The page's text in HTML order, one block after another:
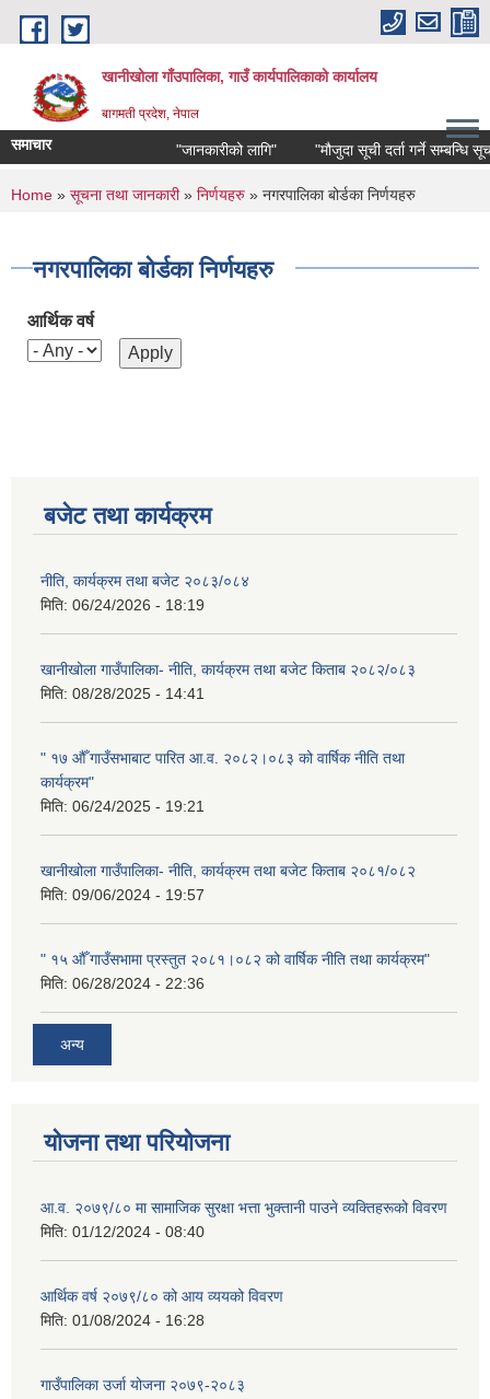
Skip to main content
खानीखोला गाँउपालिका, गाउँ कार्यपालिकाको कार्यालय
बागमती प्रदेश, नेपाल
समाचार "जानकारीको लागि" "मौजुदा सूची दर्ता गर्ने सम्बन्धि सूचना"
You are here
Home » सूचना तथा जानकारी» निर्णयहरु » नगरपालिका बोर्डका निर्णयहरु
नगरपालिका बोर्डका निर्णयहरु
आर्थिक वर्ष
बजेट तथा कार्यक्रम
नीति, कार्यक्रम तथा बजेट २०८३/०८४
मिति: 06/24/2026 - 18:19
खानीखोला गाउँपालिका- नीति, कार्यक्रम तथा बजेट किताब २०८२/०८३
मिति: 08/28/2025 - 14:41
" १७ औँ गाउँसभाबाट पारित आ.व. २०८२।०८३ को वार्षिक नीति तथा
कार्यक्रम"
मिति: 06/24/2025 - 19:21
खानीखोला गाउँपालिका- नीति, कार्यक्रम तथा बजेट किताब २०८१/०८२
मिति: 09/06/2024 - 19:57
" १५ औँ गाउँसभामा प्रस्तुत २०८१।०८२ को वार्षिक नीति तथा कार्यक्रम"
मिति: 06/28/2024 - 22:36
अन्य
योजना तथा परियोजना
आ.व. २०७९/८० मा सामाजिक सुरक्षा भत्ता भुक्तानी पाउने व्यक्तिहरूको विवरण
मिति: 01/12/2024 - 08:40
आर्थिक वर्ष २०७९/८० को आय व्ययको विवरण
मिति: 01/08/2024 - 16:28
गाउँपालिका उर्जा योजना २०७९-२०८३